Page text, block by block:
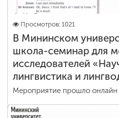
Просмотров: 1021
В Мининском
школа-семинар для
исследователей
лингвистика и
Мероприятие прошло онлайн